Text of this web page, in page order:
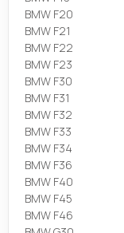
BMW F20
BMW F21
BMW F22
BMW F23
BMW F30
BMW F31
BMW F32
BMW F33
BMW F34
BMW F36
BMW F40
BMW F45
BMW F46